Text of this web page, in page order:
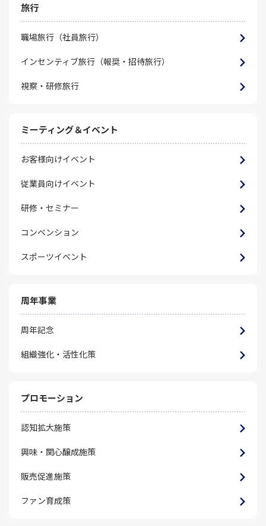
旅行
職場旅行（社員旅行）
インセンティブ旅行（報奨・招待旅行）
視察・研修旅行
ミーティング＆イベント
お客様向けイベント
従業員向けイベント
研修・セミナー
コンベンション
スポーツイベント
周年事業
周年記念
組織強化・活性化策
プロモーション
認知拡大施策
興味・関心醸成施策
販売促進施策
ファン育成策